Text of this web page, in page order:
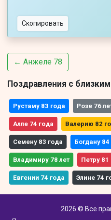
Скопировать
← Анжеле 78
Поздравления с
Рустаму 83 года Розе 76
Алле 74 года Валерию 82
Семену 83 года Богдану 84
Владимиру 78 лет Петру 81
Евгении 74 года Элине 74
2026 © Все